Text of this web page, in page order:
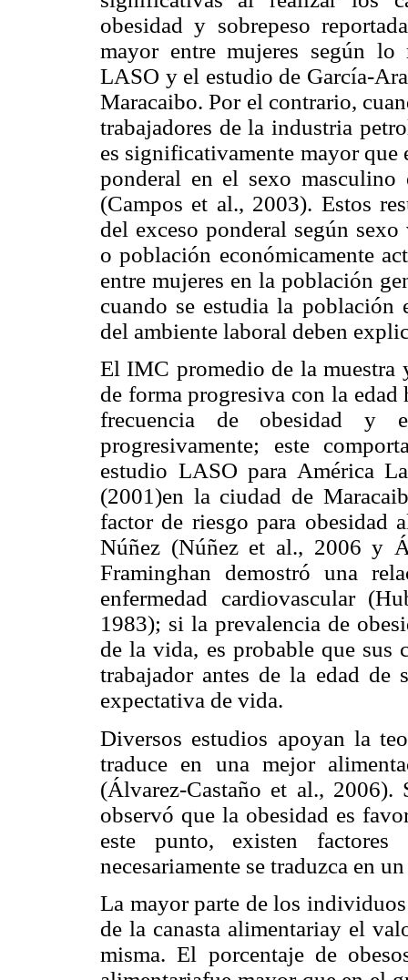
obesidad y sobrepeso
mayor entre mujeres según
LASO y el estudio de García-
Maracaibo. Por el contrario,
trabajadores de la industria
es significativamente mayor que
ponderal en el sexo masculino
(Campos et al., 2003). Estos
del exceso ponderal según
o población económicamente
entre mujeres en la población
cuando se estudia la población
del ambiente laboral deben
El IMC promedio de la muestra
de forma progresiva con la edad
frecuencia de obesidad y
progresivamente; este
estudio LASO para América
(2001)en la ciudad de
factor de riesgo para obesidad
Núñez (Núñez et al., 2006 y
Framinghan demostró una
enfermedad cardiovascular
1983); si la prevalencia de
de la vida, es probable que sus
trabajador antes de la edad
expectativa de vida.
Diversos estudios apoyan la
traduce en una mejor
(Álvarez-Castaño et al., 2006).
observó que la obesidad es
este punto, existen
necesariamente se traduzca en
La mayor parte de los
de la canasta alimentariay el
misma. El porcentaje de